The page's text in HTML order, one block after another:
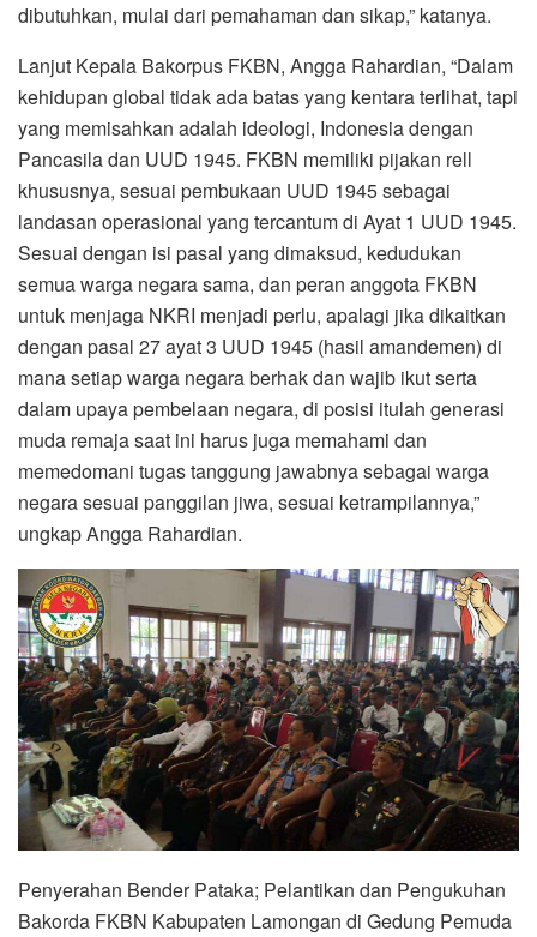
dibutuhkan, mulai dari pemahaman dan sikap,” katanya.
Lanjut Kepala Bakorpus FKBN, Angga Rahardian, “Dalam
kehidupan global tidak ada batas yang kentara terlihat, tapi
yang memisahkan adalah ideologi, Indonesia dengan
Pancasila dan UUD 1945. FKBN memiliki pijakan rell
khususnya, sesuai pembukaan UUD 1945 sebagai
landasan operasional yang tercantum di Ayat 1 UUD 1945.
Sesuai dengan isi pasal yang dimaksud, kedudukan
semua warga negara sama, dan peran anggota FKBN
untuk menjaga NKRI menjadi perlu, apalagi jika dikaitkan
dengan pasal 27 ayat 3 UUD 1945 (hasil amandemen) di
mana setiap warga negara berhak dan wajib ikut serta
dalam upaya pembelaan negara, di posisi itulah generasi
muda remaja saat ini harus juga memahami dan
memedomani tugas tanggung jawabnya sebagai warga
negara sesuai panggilan jiwa, sesuai ketrampilannya,”
ungkap Angga Rahardian.
Penyerahan Bender Pataka; Pelantikan dan Pengukuhan
Bakorda FKBN Kabupaten Lamongan di Gedung Pemuda